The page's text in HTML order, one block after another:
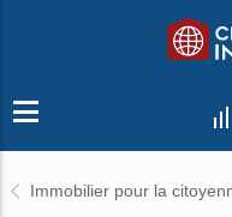
Immobilier pour la